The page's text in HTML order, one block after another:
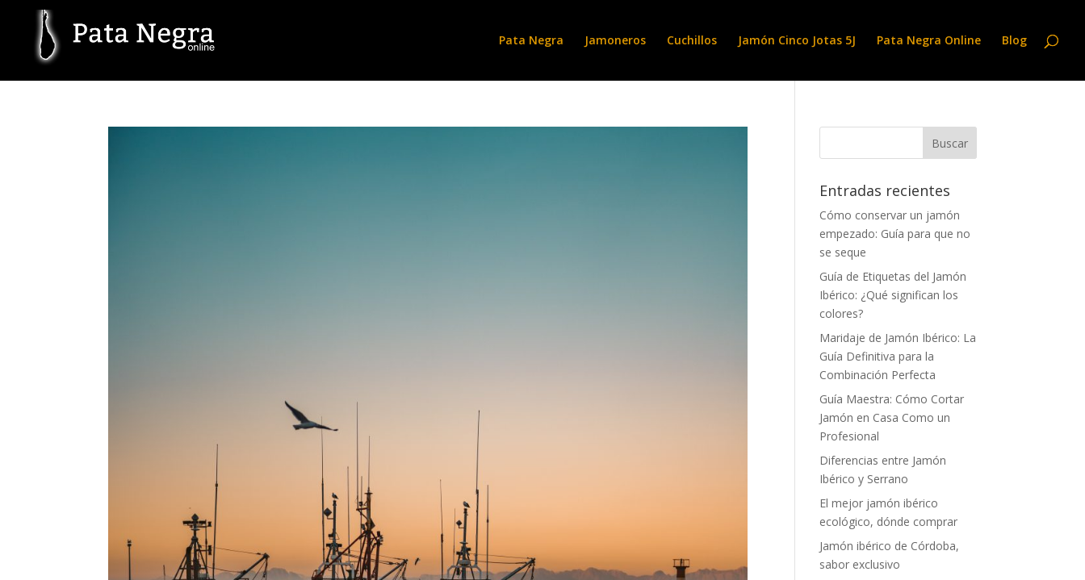
Pata Negra Jamoneros Cuchillos Jamón Cinco Jotas 5J Pata Negra Online Blog
Entradas recientes
Cómo conservar un jamón
empezado: Guía para que no
se seque
Guía de Etiquetas del Jamón
Ibérico: ¿Qué significan los
colores?
Maridaje de Jamón Ibérico: La
Guía Definitiva para la
Combinación Perfecta
Guía Maestra: Cómo Cortar
Jamón en Casa Como un
Profesional
Diferencias entre Jamón
Ibérico y Serrano
El mejor jamón ibérico
ecológico, dónde comprar
Jamón ibérico de Córdoba,
sabor exclusivo